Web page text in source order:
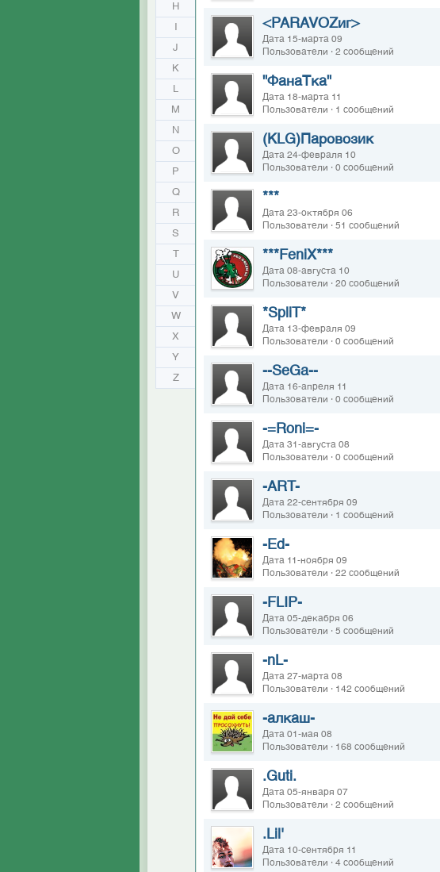
H
J
K
L
M
N
O
P
Q
R
S
T
U
V
W
X
Y
Z
<PARAVOZиг>
Дата 15-марта 09
Пользователи · 2 сообщений
"ФанаТка"
Дата 18-марта 11
Пользователи · 1 сообщений
(KLG)Паровозик
Дата 24-февраля 10
Пользователи · 0 сообщений
***
Дата 23-октября 06
Пользователи · 51 сообщений
***FeniX***
Дата 08-августа 10
Пользователи · 20 сообщений
*SpliT*
Дата 13-февраля 09
Пользователи · 0 сообщений
--SeGa--
Дата 16-апреля 11
Пользователи · 0 сообщений
-=Roni=-
Дата 31-августа 08
Пользователи · 0 сообщений
-ART-
Дата 22-сентября 09
Пользователи · 1 сообщений
-Ed-
Дата 11-ноября 09
Пользователи · 22 сообщений
-FLIP-
Дата 05-декабря 06
Пользователи · 5 сообщений
-nL-
Дата 27-марта 08
Пользователи · 142 сообщений
-алкаш-
Дата 01-мая 08
Пользователи · 168 сообщений
.Guti.
Дата 05-января 07
Пользователи · 2 сообщений
.Lil'
Дата 10-сентября 11
Пользователи · 4 сообщений